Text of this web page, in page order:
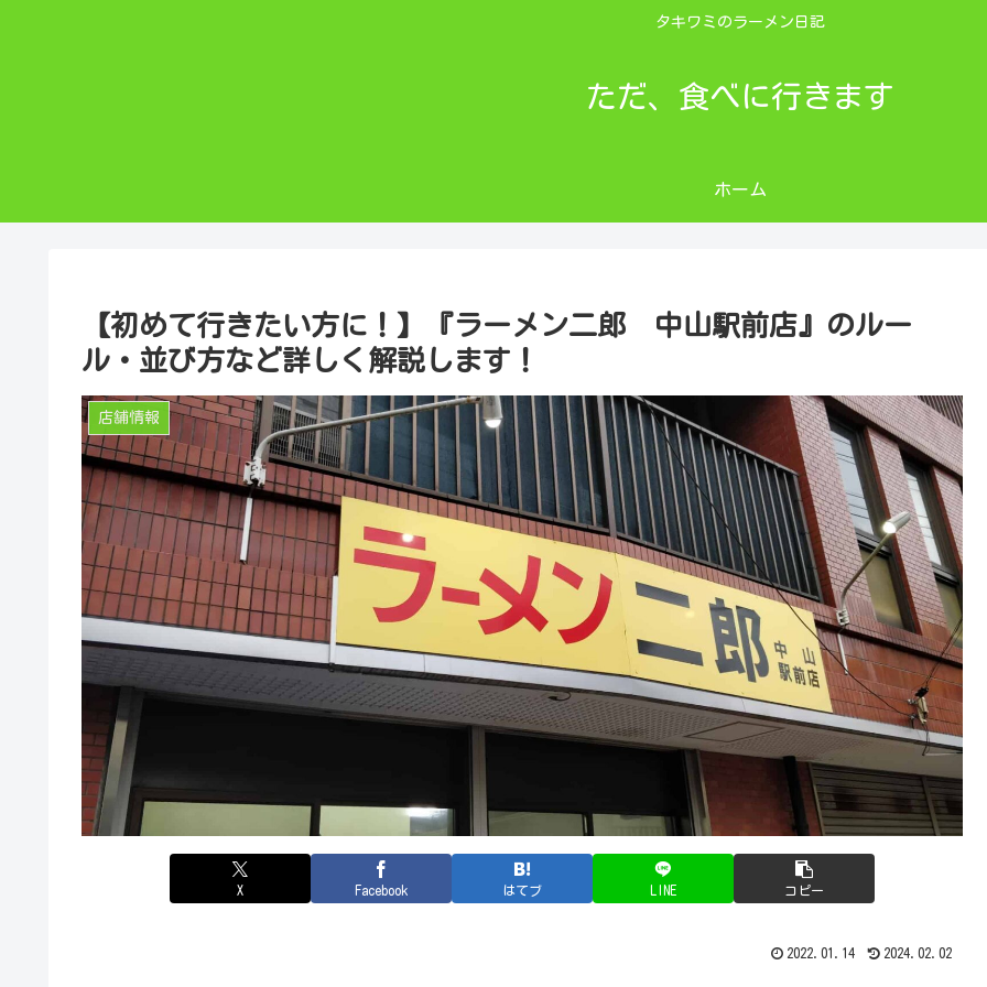
タキワミのラーメン日記
ただ、食べに行きます
ホーム
【初めて行きたい方に！】『ラーメン二郎 中山駅前店』のルー
ル・並び方など詳しく解説します！
店舗情報
X Facebook はてブ LINE コピー
2022.01.14 2024.02.02